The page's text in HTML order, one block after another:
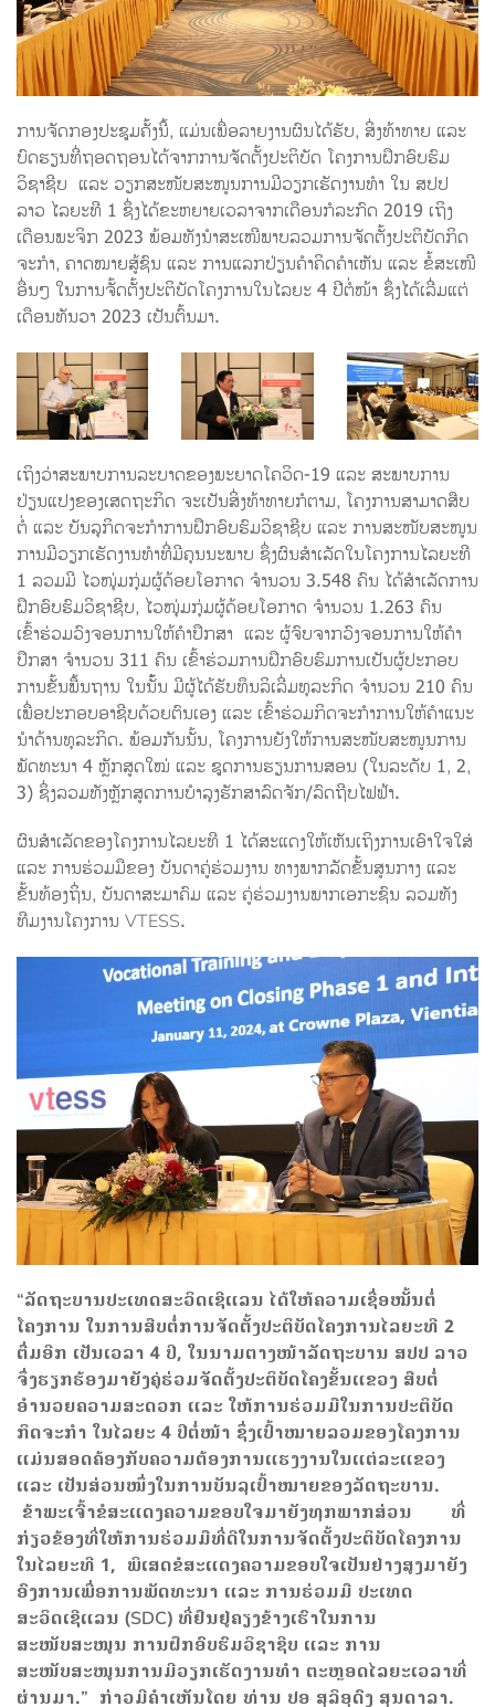
ການຈັດກອງປະຊຸມຄັ້ງນີ້, ແມ່ນເພື່ອລາຍງານຜົນໄດ້ຮັບ, ສິ່ງທ້າທາຍ ແລະ
ບົດຮຽນທີ່ຖອດຖອນໄດ້ຈາກການຈັດຕັ້ງປະຕິບັດ ໂຄງການຝຶກອົບຮົມ
ວິຊາຊີບ ແລະ ວຽກສະໜັບສະໜູນການມີວຽກເຮັດງານທຳ ໃນ ສປປ
ລາວ ໄລຍະທີ 1 ຊຶ່ງໄດ້ຂະຫຍາຍເວລາຈາກເດືອນກໍລະກົດ 2019 ເຖິງ
ເດືອນພະຈິກ 2023 ພ້ອມທັງນໍາສະເໜີພາບລວມການຈັດຕັ້ງປະຕິບັດກິດ
ຈະກໍາ, ຄາດໝາຍສູ້ຊົນ ແລະ ການແລກປ່ຽນຄໍາຄິດຄໍາເຫັນ ແລະ ຂໍ້ສະເໜີ
ອື່ນໆ ໃນການຈັ້ດຕັ້ງປະຕິບັດໂຄງການໃນໄລຍະ 4 ປີຕໍ່ໜ້າ ຊຶ່ງໄດ້ເລີ່ມແຕ່
ເດືອນທັນວາ 2023 ເປັນຕົ້ນມາ.
ເຖິງວ່າສະພາບການລະບາດຂອງພະຍາດໂຄວິດ-19 ແລະ ສະພາບການ
ປ່ຽນແປງຂອງເສດຖະກິດ ຈະເປັນສິ່ງທ້າທາຍກໍຕາມ, ​ໂຄງການສາມາດສືບ
ຕໍ່ ແລະ ບັນລຸກິດຈະກຳການຝຶກອົບຮົມວິຊາຊີບ ແລະ ການສະໜັບສະໜູນ
ການມີວຽກເຮັດງານທໍາທີ່ມີຄຸນນະພາບ ຊຶ່ງຜົນສໍາເລັດໃນໂຄງການໄລຍະທີ
1 ລວມມີ ໄວໜຸ່ມກຸ່ມຜູ້ດ້ອຍໂອກາດ ຈໍານວນ 3.548 ຄົນ ໄດ້ສໍາເລັດການ
ຝຶກອົບຮົມວິຊາຊີບ, ໄວໜຸ່ມກຸ່ມຜູ້ດ້ອຍໂອກາດ ຈໍານວນ 1.263 ຄົນ
ເຂົ້າຮ່ວມວົງຈອນການໃຫ້ຄໍາປຶກສາ ແລະ ຜູ້ຈົບຈາກວົງຈອນການໃຫ້ຄໍາ
ປຶກສາ ຈໍານວນ 311 ຄົນ ເຂົ້າຮ່ວມການຝຶກອົບຮົມການເປັນຜູ້ປະກອບ
ການຂັ້ນພື້ນຖານ ໃນນັ້້ນ ມີຜູ້ໄດ້ຮັບທຶນລິເລີ່ມທຸລະກິດ ຈໍານວນ 210 ຄົນ
ເພື່ອປະກອບອາຊີບດ້ວຍຕົນເອງ ແລະ ເຂົ້າຮ່ວມກິດຈະກຳການໃຫ້ຄໍາແນະ
ນໍາດ້ານທຸລະກິດ. ພ້ອມກັນນັ້ນ, ໂຄງການຍັງໃຫ້ການສະໜັບສະໜູນການ
ພັດທະນາ 4 ຫຼັກສູດໃໝ່ ແລະ ຊຸດການຮຽນການສອນ (ໃນລະດັບ 1, 2,
3) ຊຶ່ງລວມທັງຫຼັກສູດການບໍາລຸງຮັກສາລົດຈັກ/ລົດຖີບໄຟຟ້າ.
ຜົນສຳເລັດຂອງໂຄງການໄລຍະທີ 1 ໄດ້ສະແດງໃຫ້ເຫັນເຖິງການເອົາໃຈໃສ່
ແລະ ການຮ່ວມມືຂອງ ບັນດາຄູ່ຮ່ວມງານ ທາງພາກລັດຂັ້ນສູນກາງ ແລະ
ຂັ້ນທ້ອງຖິ່ນ, ບັນດາສະມາຄົມ ແລະ ຄູ່ຮ່ວມງານພາກເອກະຊົນ ລວມທັງ
ທີມງານໂຄງການ VTESS.
“ລັດຖະບານປະເທດສະວິດເຊີແລນ ໄດ້ໃຫ້ຄວາມເຊື່ອໝັ້ນຕໍ່
ໂຄງການ ໃນການສືບຕໍ່ການຈັດຕັ້ງປະຕິບັດໂຄງການໄລຍະທີ 2
ຕື່ມອີກ ເປັນເວລາ 4 ປີ, ໃນນາມຕາງໜ້າລັດຖະບານ ສປປ ລາວ
ຈຶ່ງຮຽກຮ້ອງມາຍັງຄູ່ຮ່ວມຈັດຕັ້ງປະຕິບັດໂຄງຂັ້ນແຂວງ ສືບຕໍ່
ອໍານວຍຄວາມສະດວກ ແລະ ໃຫ້ການຮ່ວມມືໃນການປະຕິບັດ
ກິດຈະກຳ ໃນໄລຍະ 4 ປີຕໍ່ໜ້າ ຊຶ່ງເປົ້າໝາຍລວມຂອງໂຄງການ
ແມ່ນສອດຄ້ອງກັບຄວາມຕ້ອງການແຮງງານໃນແຕ່ລະແຂວງ
ແລະ ເປັນສ່ວນໜຶ່ງໃນການບັນລຸເປົ້າໝາຍຂອງລັດຖະບານ.
ຂ້າພະເຈົ້າຂໍສະແດງຄວາມຂອບໃຈມາຍັງທຸກພາກສ່ວນ ທີ່
ກ່ຽວຂ້ອງທີ່ໃຫ້ການຮ່ວມມືທີ່ດີໃນການຈັດຕັ້ງປະຕິບັດໂຄງການ
ໃນໄລຍະທີ 1, ພິເສດຂໍສະແດງຄວາມຂອບໃຈເປັນຢ່າງສູງມາຍັງ
ອົງການເພື່ອການພັດທະນາ ແລະ ການຮ່ວມມື ປະເທດ
ສະວິດເຊີແລນ (SDC) ທີ່ຢືນຢູ່ຄຽງຂ້າງເຮົາໃນການ
ສະໜັບສະໜູນ ການຝຶກອົບຮົມວິຊາຊີບ ແລະ ການ
ສະໜັບສະໜູນການມີວຽກເຮັດງານທຳ ຕະຫຼອດໄລຍະເວລາທີ່
ຜ່ານມາ.” ກ່າວມີຄໍາເຫັນໂດຍ ທ່ານ ປອ ສຸລິອຸດົງ ສຸນດາລາ.